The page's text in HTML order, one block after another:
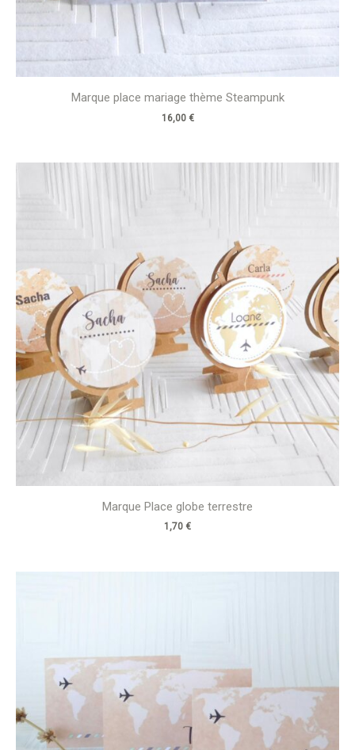
Marque place mariage thème Steampunk
16,00 €
Marque Place globe terrestre
1,70 €